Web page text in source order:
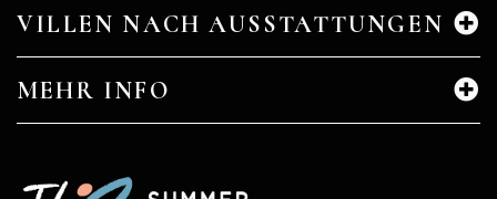
VILLEN NACH AUSSTATTUNGEN
MEHR INFO